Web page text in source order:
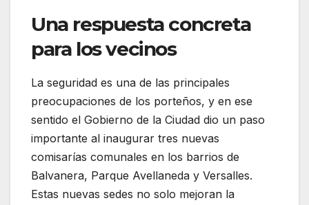
Una respuesta concreta
para los vecinos
La seguridad es una de las principales
preocupaciones de los porteños, y en ese
sentido el Gobierno de la Ciudad dio un paso
importante al inaugurar tres nuevas
comisarías comunales en los barrios de
Balvanera, Parque Avellaneda y Versalles.
Estas nuevas sedes no solo mejoran la